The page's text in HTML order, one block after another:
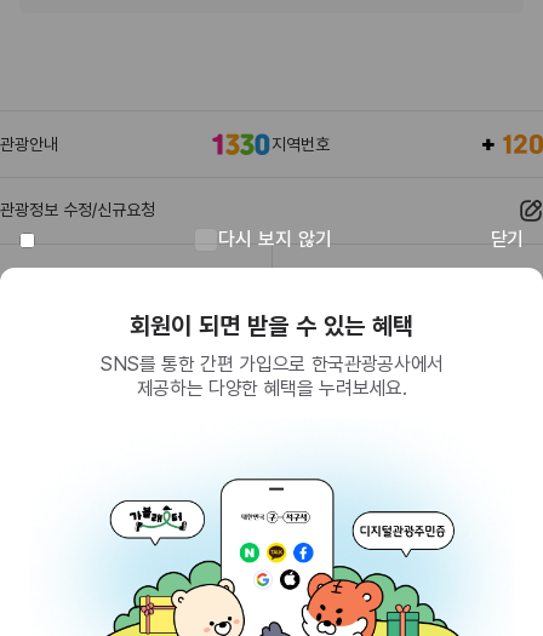
다시 보지 않기 닫기
회원이 되면 받을 수 있는 혜택
SNS를 통한 간편 가입으로 한국관광공사에서
제공하는 다양한 혜택을 누려보세요.
관광안내 지역번호
관광정보 수정/신규요청
관광정보
202-81-50707
통신판매업신고
제2009-서울중구-1234호